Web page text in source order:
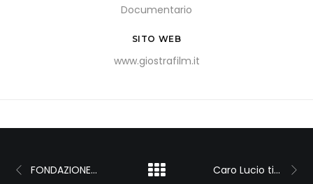
Documentario
SITO WEB
www.giostrafilm.it
FONDAZIONE ANT  Inferno privato Caro Lucio ti scrivo